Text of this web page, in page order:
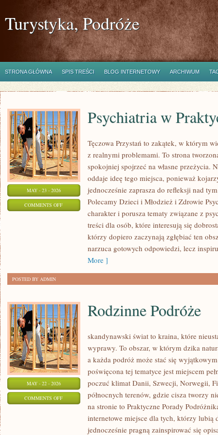
Turystyka, Podróże
STRONA GŁÓWNA SPIS TREŚCI BLOG INTERNETOWY ARCHIWUM
MAY - 23 - 2026
COMMENTS OFFON
PSYCHIATRIA
PRAKTYCE
Psychiatria w
Tęczowa Przystań to zakątek, w którym
z realnymi problemami. To strona
spokojniej spojrzeć na własne przeżycia.
oddaje ideę tego miejsca, ponieważ
jednocześnie zaprasza do refleksji nad
Polecamy Dzieci i Młodzież i Zdrowie
charakter i porusza tematy związane z
treści dla osób, które interesują się
którzy dopiero zaczynają zgłębiać ten
narzuca gotowych odpowiedzi, lecz
More ]
POSTED BY ADMIN
MAY - 22 - 2026
COMMENTS OFFON
Rodzinne Podróże
skandynawski świat to kraina, które
wyprawy. To obszar, w którym dzika
a każda podróż może stać się
poświęcona tej tematyce jest miejscem
poczuć klimat Danii, Szwecji, Norwegii,
północnych terenów, gdzie cisza tworzy
na stronie to Praktyczne Porady
internetowe miejsce dla tych, którzy lubią
jednocześnie pragną zainspirować się